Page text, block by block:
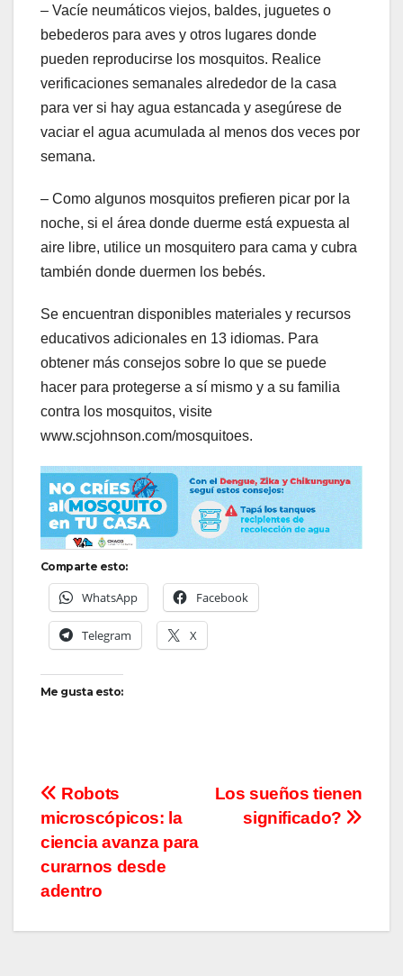
– Vacíe neumáticos viejos, baldes, juguetes o
bebederos para aves y otros lugares donde
pueden reproducirse los mosquitos. Realice
verificaciones semanales alrededor de la casa
para ver si hay agua estancada y asegúrese de
vaciar el agua acumulada al menos dos veces por
semana.
– Como algunos mosquitos prefieren picar por la
noche, si el área donde duerme está expuesta al
aire libre, utilice un mosquitero para cama y cubra
también donde duermen los bebés.
Se encuentran disponibles materiales y recursos
educativos adicionales en 13 idiomas. Para
obtener más consejos sobre lo que se puede
hacer para protegerse a sí mismo y a su familia
contra los mosquitos, visite
www.scjohnson.com/mosquitoes.
Comparte esto:
WhatsApp Facebook
Telegram X
Me gusta esto:
Navegación
de
entradas
Los sueños tienen
significado?
Robots
microscópicos: la
ciencia avanza para
curarnos desde
adentro